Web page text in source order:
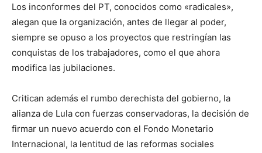
Los inconformes del PT, conocidos como «radicales»,
alegan que la organización, antes de llegar al poder,
siempre se opuso a los proyectos que restringían las
conquistas de los trabajadores, como el que ahora
modifica las jubilaciones.
Critican además el rumbo derechista del gobierno, la
alianza de Lula con fuerzas conservadoras, la decisión de
firmar un nuevo acuerdo con el Fondo Monetario
Internacional, la lentitud de las reformas sociales